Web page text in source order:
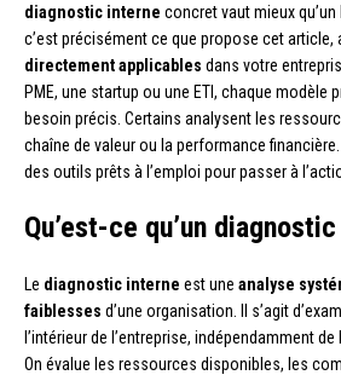
diagnostic interne concret vaut mieux
c’est précisément ce que propose cet article,
directement applicables dans votre
PME, une startup ou une ETI, chaque modèle
besoin précis. Certains analysent les
chaîne de valeur ou la performance
des outils prêts à l’emploi pour passer à
Qu’est-ce qu’un
Le diagnostic interne est une analyse
faiblesses d’une organisation. Il s’agit
l’intérieur de l’entreprise, indépendamment de
On évalue les ressources disponibles, les